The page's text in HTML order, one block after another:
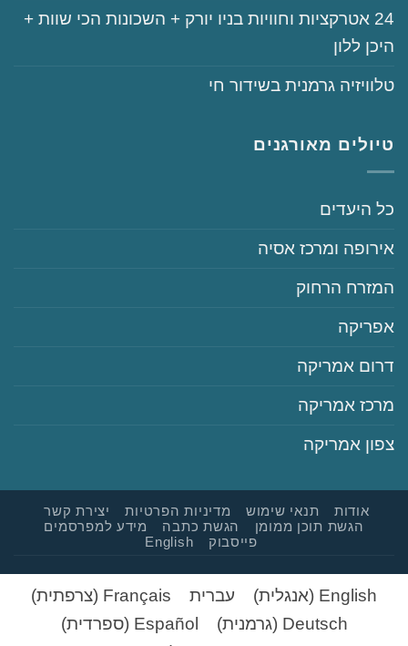
‏‏24‏ אטרקציות וחוויות בניו יורק + השכונות הכי שוות +
היכן ללון
‏טלוויזיה גרמנית בשידור חי
טיולים מאורגנים
‏כל היעדים
‏אירופה ומרכז אסיה
‏המזרח הרחוק
‏אפריקה
‏דרום אמריקה
‏מרכז אמריקה
‏צפון אמריקה
‏‏אודות ‏‏תנאי שימוש ‏‏מדיניות הפרטיות
‏יצירת קשר
‏הגשת תוכן ממומן
‏הגשת כתבה
‏‏מידע למפרסמים
‏פייסבוק
English
English
(אנגלית) עברית Français
(צרפתית)
Deutsch
(גרמנית)
Español
(ספרדית)